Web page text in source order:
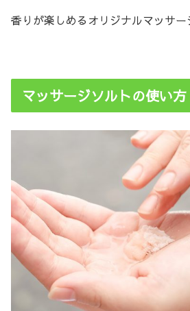
香りが楽しめるオリジナルマッサー
マッサージソルトの使い方